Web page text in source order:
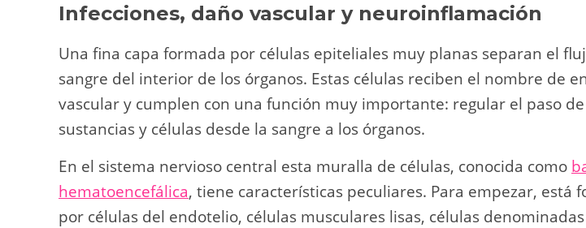
Infecciones, daño vascular y neuroinflamación
Una fina capa formada por células epiteliales muy planas separan el
sangre del interior de los órganos. Estas células reciben el nombre de
vascular y cumplen con una función muy importante: regular el paso de
sustancias y células desde la sangre a los órganos.
En el sistema nervioso central esta muralla de células, conocida como
hematoencefálica, tiene características peculiares. Para empezar, está
por células del endotelio, células musculares lisas, células denominadas